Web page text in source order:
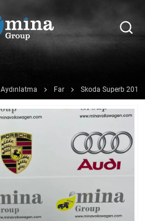
Aydınlatma Far Skoda Superb 2011